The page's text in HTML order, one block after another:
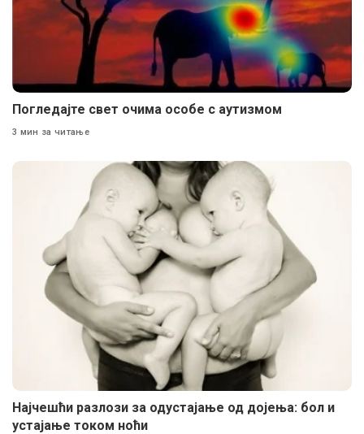
Погледајте свет очима особе с аутизмом
3 мин за читање
Најчешћи разлози за одустајање од дојења: бол и
устајање током ноћи